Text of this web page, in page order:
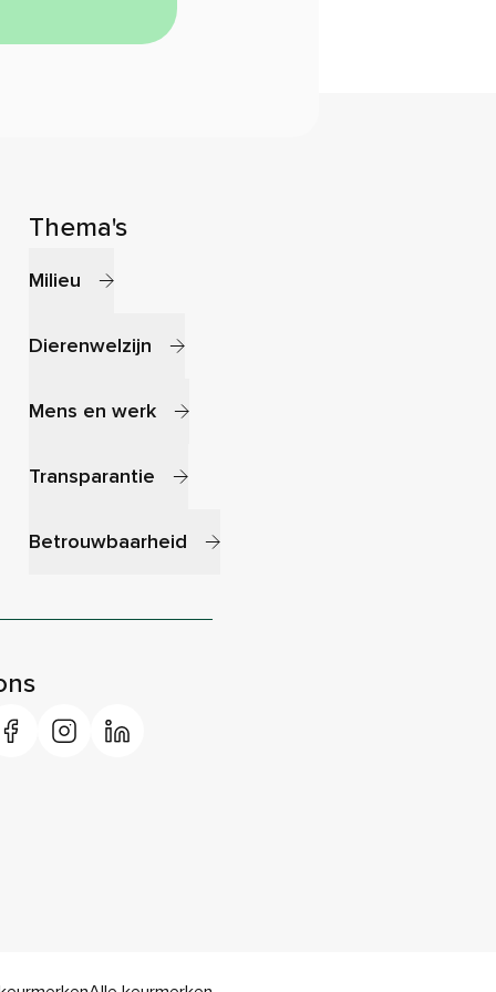
Thema's
Milieu
Dierenwelzijn
Mens en werk
Transparantie
Betrouwbaarheid